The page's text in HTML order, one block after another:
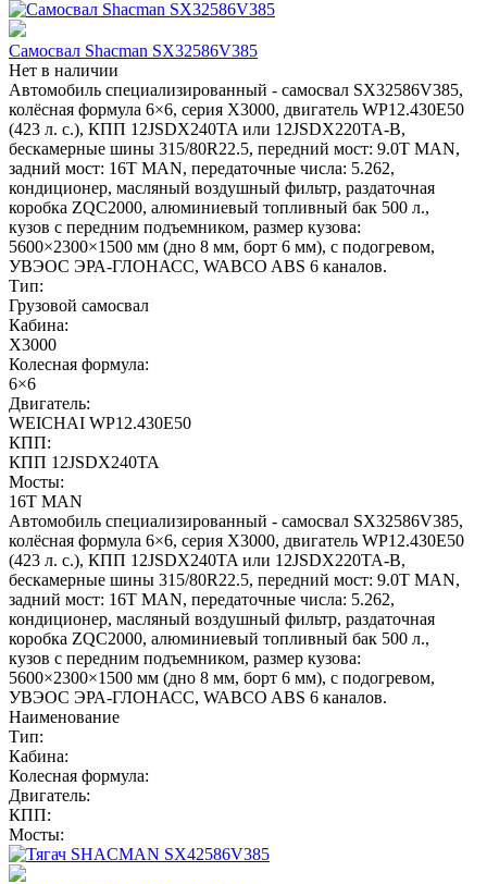
Самосвал Shacman SX32586V385
Нет в наличии
Автомобиль специализированный - самосвал SX32586V385,
колёсная формула 6×6, серия X3000, двигатель WP12.430E50
(423 л. с.), КПП 12JSDX240TA или 12JSDX220TA-B,
бескамерные шины 315/80R22.5, передний мост: 9.0T MAN,
задний мост: 16T MAN, передаточные числа: 5.262,
кондиционер, масляный воздушный фильтр, раздаточная
коробка ZQC2000, алюминиевый топливный бак 500 л.,
кузов с передним подъемником, размер кузова:
5600×2300×1500 мм (дно 8 мм, борт 6 мм), с подогревом,
УВЭОС ЭРА-ГЛОНАСС, WABCO ABS 6 каналов.
Тип:
Грузовой самосвал
Кабина:
X3000
Колесная формула:
6×6
Двигатель:
WEICHAI WP12.430E50
КПП:
КПП 12JSDX240TA
Мосты:
16T MAN
Автомобиль специализированный - самосвал SX32586V385,
колёсная формула 6×6, серия X3000, двигатель WP12.430E50
(423 л. с.), КПП 12JSDX240TA или 12JSDX220TA-B,
бескамерные шины 315/80R22.5, передний мост: 9.0T MAN,
задний мост: 16T MAN, передаточные числа: 5.262,
кондиционер, масляный воздушный фильтр, раздаточная
коробка ZQC2000, алюминиевый топливный бак 500 л.,
кузов с передним подъемником, размер кузова:
5600×2300×1500 мм (дно 8 мм, борт 6 мм), с подогревом,
УВЭОС ЭРА-ГЛОНАСС, WABCO ABS 6 каналов.
Наименование
Тип:
Кабина:
Колесная формула:
Двигатель:
КПП:
Мосты: